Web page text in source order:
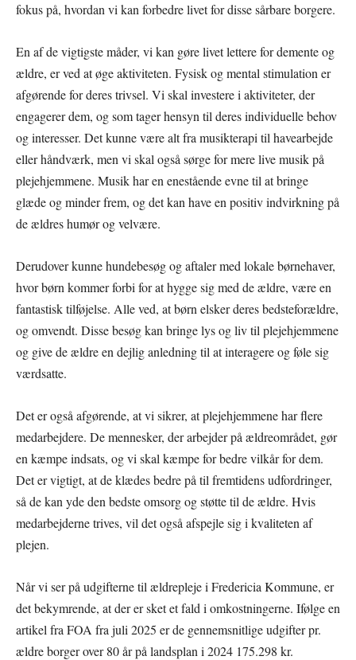
fokus på, hvordan vi kan forbedre livet for disse sårbare borgere.
En af de vigtigste måder, vi kan gøre livet lettere for demente og
ældre, er ved at øge aktiviteten. Fysisk og mental stimulation er
afgørende for deres trivsel. Vi skal investere i aktiviteter, der
engagerer dem, og som tager hensyn til deres individuelle behov
og interesser. Det kunne være alt fra musikterapi til havearbejde
eller håndværk, men vi skal også sørge for mere live musik på
plejehjemmene. Musik har en enestående evne til at bringe
glæde og minder frem, og det kan have en positiv indvirkning på
de ældres humør og velvære.
Derudover kunne hundebesøg og aftaler med lokale børnehaver,
hvor børn kommer forbi for at hygge sig med de ældre, være en
fantastisk tilføjelse. Alle ved, at børn elsker deres bedsteforældre,
og omvendt. Disse besøg kan bringe lys og liv til plejehjemmene
og give de ældre en dejlig anledning til at interagere og føle sig
værdsatte.
Det er også afgørende, at vi sikrer, at plejehjemmene har flere
medarbejdere. De mennesker, der arbejder på ældreområdet, gør
en kæmpe indsats, og vi skal kæmpe for bedre vilkår for dem.
Det er vigtigt, at de klædes bedre på til fremtidens udfordringer,
så de kan yde den bedste omsorg og støtte til de ældre. Hvis
medarbejderne trives, vil det også afspejle sig i kvaliteten af
plejen.
Når vi ser på udgifterne til ældrepleje i Fredericia Kommune, er
det bekymrende, at der er sket et fald i omkostningerne. Ifølge en
artikel fra FOA fra juli 2025 er de gennemsnitlige udgifter pr.
ældre borger over 80 år på landsplan i 2024 175.298 kr.